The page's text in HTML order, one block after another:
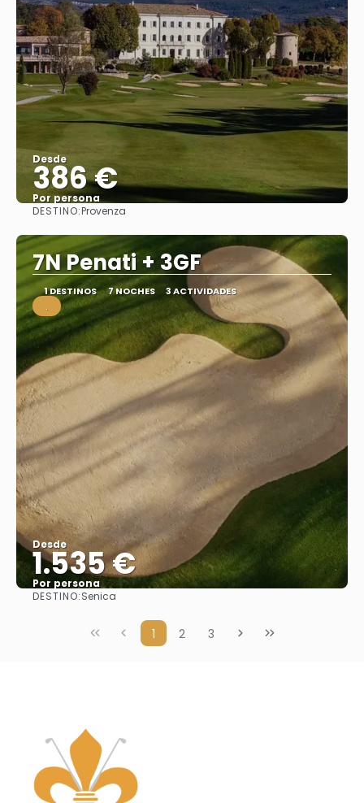
Desde
386 €
Por persona
DESTINO:Provenza
7N Penati + 3GF
1 DESTINOS 7 NOCHES 3 ACTIVIDADES
.
Desde
1.535 €
Por persona
DESTINO:Senica
1 2 3